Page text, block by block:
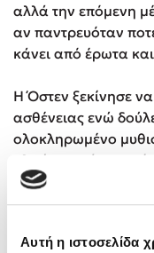
Αυτή η ιστοσελίδα
αλλά την επόμενη
αν παντρευόταν
κάνει από έρωτα
Η Όστεν ξεκίνησε
ασθένειας ενώ
ολοκληρωμένο
ηλικία σαράντα
πλέον εικάζεται
λέμφωμα Hodgkin.
χρειαζόταν, ζήτησε